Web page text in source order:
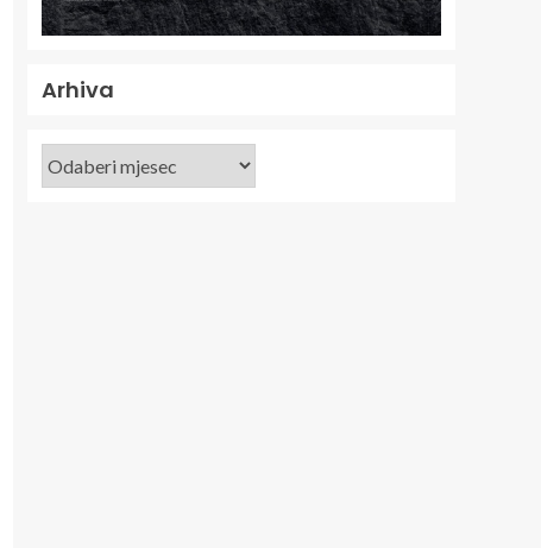
Arhiva